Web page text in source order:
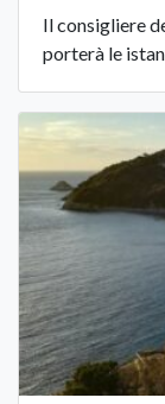
Il consigliere
porterà le